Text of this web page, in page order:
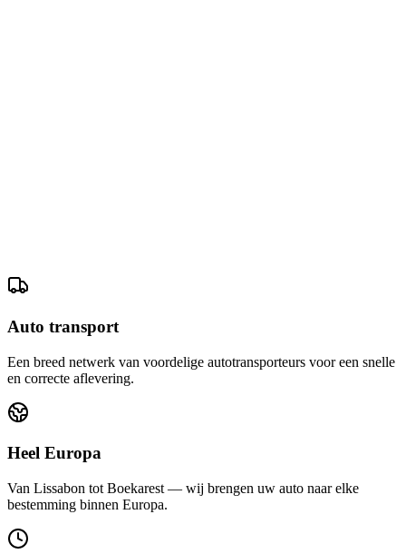
Auto transport
Een breed netwerk van voordelige autotransporteurs voor een snelle
en correcte aflevering.
Heel Europa
Van Lissabon tot Boekarest — wij brengen uw auto naar elke
bestemming binnen Europa.